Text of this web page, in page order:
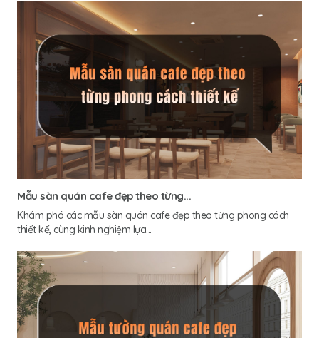
Mẫu sàn quán cafe đẹp theo từng...
Khám phá các mẫu sàn quán cafe đẹp theo từng phong cách
thiết kế, cùng kinh nghiệm lựa...